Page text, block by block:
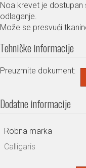
Noa krevet je
odlaganje.
Može se presvući
Tehničke informacije
Preuzmite dokument:
Dodatne informacije
Robna marka
Calligaris